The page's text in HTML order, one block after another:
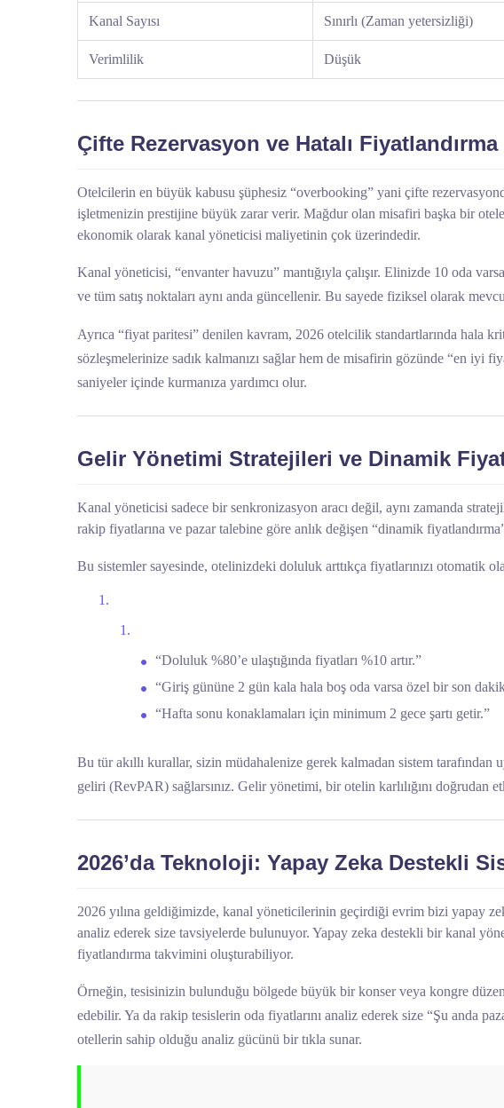
Kanal Sayısı Sınırlı (Zaman yetersizliği)
Verimlilik Düşük
Çifte Rezervasyon ve Hatalı
Otelcilerin en büyük kabusu şüphesiz “overbooking” yani çifte
işletmenizin prestijine büyük zarar verir. Mağdur olan misafiri başka bir
ekonomik olarak kanal yöneticisi maliyetinin çok üzerindedir.
Kanal yöneticisi, “envanter havuzu” mantığıyla çalışır. Elinizde 10 oda
ve tüm satış noktaları aynı anda güncellenir. Bu sayede fiziksel olarak
Ayrıca “fiyat paritesi” denilen kavram, 2026 otelcilik standartlarında hala
sözleşmelerinize sadık kalmanızı sağlar hem de misafirin gözünde “en iyi
saniyeler içinde kurmanıza yardımcı olur.
Gelir Yönetimi Stratejileri ve Dinamik
Kanal yöneticisi sadece bir senkronizasyon aracı değil, aynı zamanda
rakip fiyatlarına ve pazar talebine göre anlık değişen “dinamik
Bu sistemler sayesinde, otelinizdeki doluluk arttıkça fiyatlarınızı otomatik
“Doluluk %80’e ulaştığında fiyatları %10 artır.”
“Giriş gününe 2 gün kala hala boş oda varsa özel bir son
“Hafta sonu konaklamaları için minimum 2 gece şartı getir.”
Bu tür akıllı kurallar, sizin müdahalenize gerek kalmadan sistem
geliri (RevPAR) sağlarsınız. Gelir yönetimi, bir otelin karlılığını doğrudan
2026’da Teknoloji: Yapay Zeka Destekli
2026 yılına geldiğimizde, kanal yöneticilerinin geçirdiği evrim bizi yapay
analiz ederek size tavsiyelerde bulunuyor. Yapay zeka destekli bir kanal
fiyatlandırma takvimini oluşturabiliyor.
Örneğin, tesisinizin bulunduğu bölgede büyük bir konser veya kongre
edebilir. Ya da rakip tesislerin oda fiyatlarını analiz ederek size “Şu anda
otellerin sahip olduğu analiz gücünü bir tıkla sunar.